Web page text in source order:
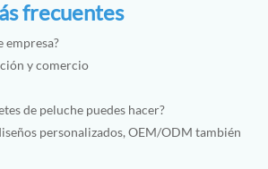
frecuentes
empresa?
y comercio
de peluche puedes hacer?
personalizados, OEM/ODM también